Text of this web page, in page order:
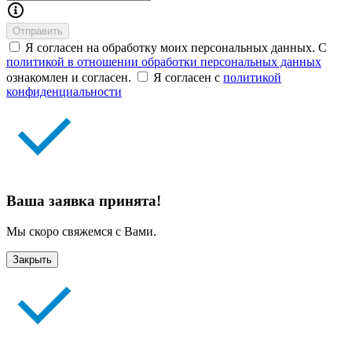
Отправить
Я согласен на обработку моих персональных данных. С
политикой в отношении обработки персональных данных
ознакомлен и согласен.
Я согласен с политикой
конфиденциальности
Ваша заявка принята!
Мы скоро свяжемся с Вами.
Закрыть